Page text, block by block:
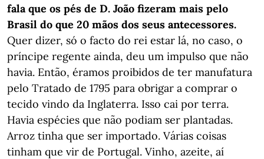
fala que os pés de D. João fizeram mais pelo
Brasil do que 20 mãos dos seus antecessores.
Quer dizer, só o facto do rei estar lá, no caso, o
príncipe regente ainda, deu um impulso que não
havia. Então, éramos proibidos de ter manufatura
pelo Tratado de 1795 para obrigar a comprar o
tecido vindo da Inglaterra. Isso cai por terra.
Havia espécies que não podiam ser plantadas.
Arroz tinha que ser importado. Várias coisas
tinham que vir de Portugal. Vinho, azeite, aí